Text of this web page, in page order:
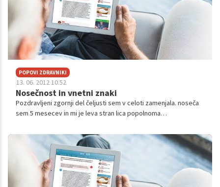
POPOVI ZDRAVNIKI
13. 06. 2012 10.52
Nosečnost in vnetni znaki
Pozdravljeni zgornji del čeljusti sem v celoti zamenjala. noseča
sem 5 mesecev in mi je leva stran lica popolnoma
noben zdravnik ne upa po...